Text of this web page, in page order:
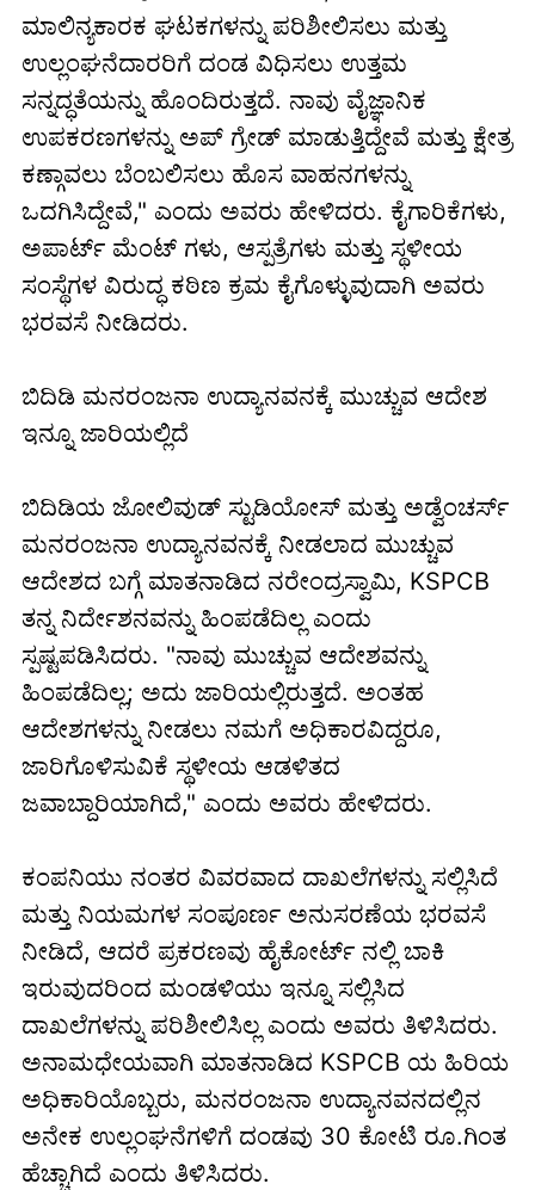
ಮಾಲಿನ್ಯಕಾರಕ ಘಟಕಗಳನ್ನು ಪರಿಶೀಲಿಸಲು ಮತ್ತು
ಉಲ್ಲಂಘನೆದಾರರಿಗೆ ದಂಡ ವಿಧಿಸಲು ಉತ್ತಮ
ಸನ್ನದ್ಧತೆಯನ್ನು ಹೊಂದಿರುತ್ತದೆ. ನಾವು ವೈಜ್ಞಾನಿಕ
ಉಪಕರಣಗಳನ್ನು ಅಪ್ ಗ್ರೇಡ್ ಮಾಡುತ್ತಿದ್ದೇವೆ ಮತ್ತು ಕ್ಷೇತ್ರ
ಕಣ್ಗಾವಲು ಬೆಂಬಲಿಸಲು ಹೊಸ ವಾಹನಗಳನ್ನು
ಒದಗಿಸಿದ್ದೇವೆ," ಎಂದು ಅವರು ಹೇಳಿದರು. ಕೈಗಾರಿಕೆಗಳು,
ಅಪಾರ್ಟ್ ಮೆಂಟ್ ಗಳು, ಆಸ್ಪತ್ರೆಗಳು ಮತ್ತು ಸ್ಥಳೀಯ
ಸಂಸ್ಥೆಗಳ ವಿರುದ್ಧ ಕಠಿಣ ಕ್ರಮ ಕೈಗೊಳ್ಳುವುದಾಗಿ ಅವರು
ಭರವಸೆ ನೀಡಿದರು.
ಬಿದಿಡಿ ಮನರಂಜನಾ ಉದ್ಯಾನವನಕ್ಕೆ ಮುಚ್ಚುವ ಆದೇಶ
ಇನ್ನೂ ಜಾರಿಯಲ್ಲಿದೆ
ಬಿದಿಡಿಯ ಜೋಲಿವುಡ್ ಸ್ಟುಡಿಯೋಸ್ ಮತ್ತು ಅಡ್ವೆಂಚರ್ಸ್
ಮನರಂಜನಾ ಉದ್ಯಾನವನಕ್ಕೆ ನೀಡಲಾದ ಮುಚ್ಚುವ
ಆದೇಶದ ಬಗ್ಗೆ ಮಾತನಾಡಿದ ನರೇಂದ್ರಸ್ವಾಮಿ, KSPCB
ತನ್ನ ನಿರ್ದೇಶನವನ್ನು ಹಿಂಪಡೆದಿಲ್ಲ ಎಂದು
ಸ್ಪಷ್ಟಪಡಿಸಿದರು. "ನಾವು ಮುಚ್ಚುವ ಆದೇಶವನ್ನು
ಹಿಂಪಡೆದಿಲ್ಲ; ಅದು ಜಾರಿಯಲ್ಲಿರುತ್ತದೆ. ಅಂತಹ
ಆದೇಶಗಳನ್ನು ನೀಡಲು ನಮಗೆ ಅಧಿಕಾರವಿದ್ದರೂ,
ಜಾರಿಗೊಳಿಸುವಿಕೆ ಸ್ಥಳೀಯ ಆಡಳಿತದ
ಜವಾಬ್ದಾರಿಯಾಗಿದೆ," ಎಂದು ಅವರು ಹೇಳಿದರು.
ಕಂಪನಿಯು ನಂತರ ವಿವರವಾದ ದಾಖಲೆಗಳನ್ನು ಸಲ್ಲಿಸಿದೆ
ಮತ್ತು ನಿಯಮಗಳ ಸಂಪೂರ್ಣ ಅನುಸರಣೆಯ ಭರವಸೆ
ನೀಡಿದೆ, ಆದರೆ ಪ್ರಕರಣವು ಹೈಕೋರ್ಟ್ ನಲ್ಲಿ ಬಾಕಿ
ಇರುವುದರಿಂದ ಮಂಡಳಿಯು ಇನ್ನೂ ಸಲ್ಲಿಸಿದ
ದಾಖಲೆಗಳನ್ನು ಪರಿಶೀಲಿಸಿಲ್ಲ ಎಂದು ಅವರು ತಿಳಿಸಿದರು.
ಅನಾಮಧೇಯವಾಗಿ ಮಾತನಾಡಿದ KSPCB ಯ ಹಿರಿಯ
ಅಧಿಕಾರಿಯೊಬ್ಬರು, ಮನರಂಜನಾ ಉದ್ಯಾನವನದಲ್ಲಿನ
ಅನೇಕ ಉಲ್ಲಂಘನೆಗಳಿಗೆ ದಂಡವು 30 ಕೋಟಿ ರೂ.ಗಿಂತ
ಹೆಚ್ಚಾಗಿದೆ ಎಂದು ತಿಳಿಸಿದರು.